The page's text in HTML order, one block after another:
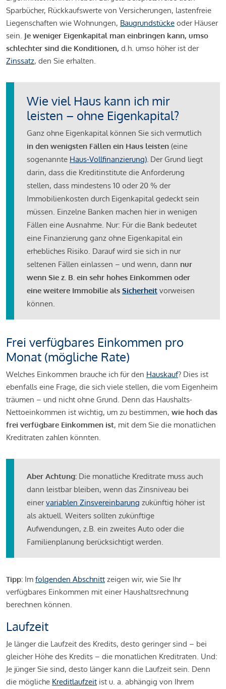
Sparbücher, Rückkaufswerte von Versicherungen, lastenfreie
Liegenschaften wie Wohnungen, Baugrundstücke oder Häuser
sein. Je weniger Eigenkapital man einbringen kann, umso
schlechter sind die Konditionen, d.h. umso höher ist der
Zinssatz, den Sie erhalten.
Wie viel Haus kann ich mir
leisten – ohne Eigenkapital?
Ganz ohne Eigenkapital können Sie sich vermutlich
in den wenigsten Fällen ein Haus leisten (eine
sogenannte Haus-Vollfinanzierung). Der Grund liegt
darin, dass die Kreditinstitute die Anforderung
stellen, dass mindestens 10 oder 20 % der
Immobilienkosten durch Eigenkapital gedeckt sein
müssen. Einzelne Banken machen hier in wenigen
Fällen eine Ausnahme. Nur: Für die Bank bedeutet
eine Finanzierung ganz ohne Eigenkapital ein
erhebliches Risiko. Darauf wird sie sich in nur
seltenen Fällen einlassen – und wenn, dann nur
wenn Sie z. B. ein sehr hohes Einkommen oder
eine weitere Immobilie als Sicherheit vorweisen
können.
Frei verfügbares Einkommen pro
Monat (mögliche Rate)
Welches Einkommen brauche ich für den Hauskauf? Dies ist
ebenfalls eine Frage, die sich viele stellen, die vom Eigenheim
träumen – und nicht ohne Grund. Denn das Haushalts-
Nettoeinkommen ist wichtig, um zu bestimmen, wie hoch das
frei verfügbare Einkommen ist, mit dem Sie die monatlichen
Kreditraten zahlen könnten.
Aber Achtung: Die monatliche Kreditrate muss auch
dann leistbar bleiben, wenn das Zinsniveau bei
einervariablen Zinsvereinbarung zukünftig höher ist
als aktuell. Weiters sollten zukünftige
Aufwendungen, z.B. ein zweites Auto oder die
Familienplanung berücksichtigt werden.
Tipp: Im folgenden Abschnitt zeigen wir, wie Sie Ihr
verfügbares Einkommen mit einer Haushaltsrechnung
berechnen können.
Laufzeit
Je länger die Laufzeit des Kredits, desto geringer sind – bei
gleicher Höhe des Kredits – die monatlichen Kreditraten. Und:
Je jünger Sie sind, desto länger kann die Laufzeit sein. Denn
die mögliche Kreditlaufzeit ist u. a. abhängig von Ihrem